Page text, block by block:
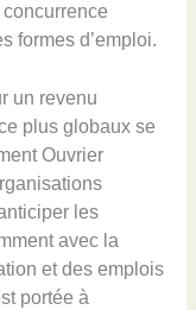
formes d’emploi.
un revenu
plus globaux se
Ouvrier
les
avec la
et des emplois
portée à